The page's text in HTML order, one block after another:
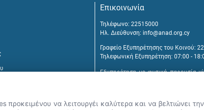
Επικοινωνία
Τηλέφωνο: 22515000
Ηλ. Διεύθυνση: info@anad.org.cy
Γραφείο Εξυπηρέτησης του Κοινού:
Τηλεφωνική Εξυπηρέτηση: 07:00 -
Εξυπηρέτηση με φυσική παρουσία
Τ.Θ. 25431, 1392 Λευκωσία, Κύπρος
προκειμένου να λειτουργέι καλύτερα και να